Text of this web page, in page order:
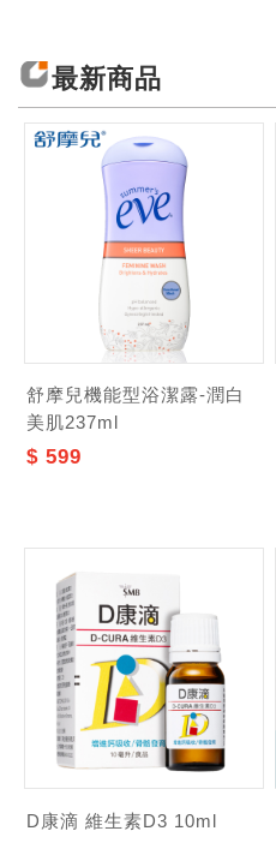
最新商品
舒摩兒機能型浴潔露-潤白
美肌237ml
$ 599
D康滴 維生素D3 10ml